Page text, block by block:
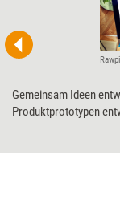
Gemeinsam Ideen
Produktprototypen